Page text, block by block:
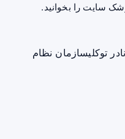
سایت را بخوانید.
توکلیسازمان نظام